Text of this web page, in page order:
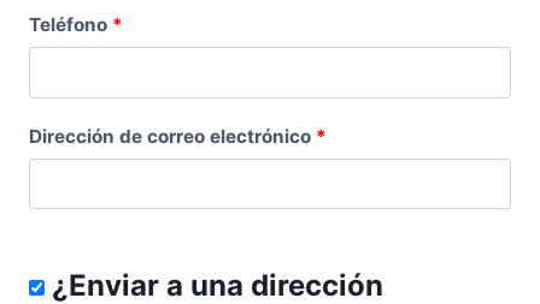
Teléfono *
Dirección de correo electrónico *
¿Enviar a una dirección